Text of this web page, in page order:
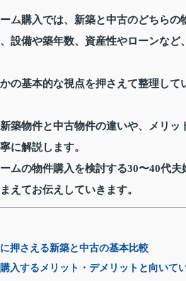
ム購入では、新築と中古のどちらの
設備や築年数、資産性やローンな
の基本的な視点を押さえて整理し
築物件と中古物件の違いや、メリ
に解説します。
ムの物件購入を検討する30〜40代
えてお伝えしていきます。
に押さえる新築と中古の基本比較
購入するメリット・デメリットと向いて